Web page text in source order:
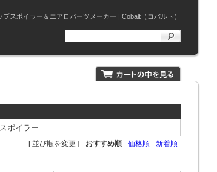
スポイラー＆エアロパーツメーカー | Cobalt（コバルト）
ポイラー
[ 並び順を変更 ] - おすすめ順 - 価格順 - 新着順